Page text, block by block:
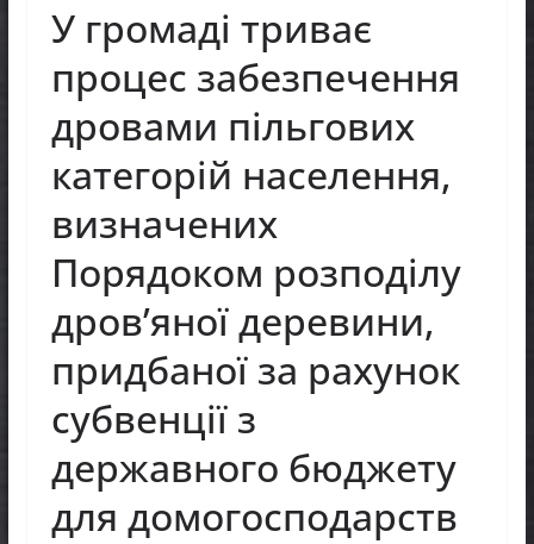
У громаді триває
процес забезпечення
дровами пільгових
категорій населення,
визначених
Порядоком розподілу
дров’яної деревини,
придбаної за рахунок
субвенції з
державного бюджету
для домогосподарств